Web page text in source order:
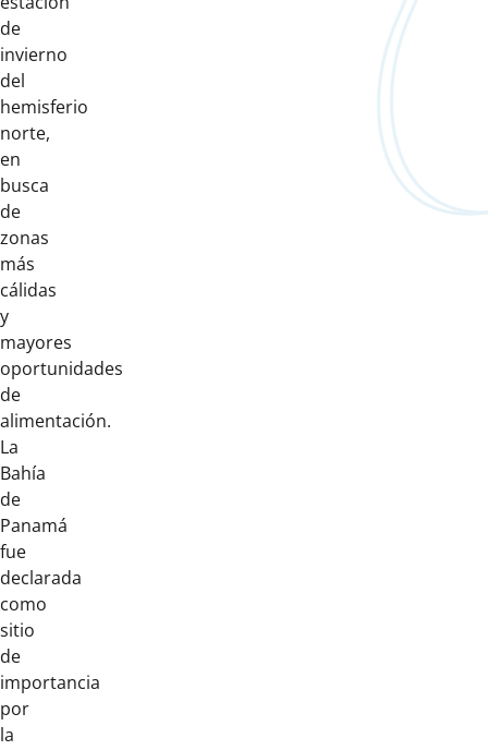
de
invierno
del
hemisferio
norte,
en
busca
de
zonas
más
cálidas
y
mayores
oportunidades
de
alimentación.
La
Bahía
de
Panamá
fue
declarada
como
sitio
de
importancia
por
la